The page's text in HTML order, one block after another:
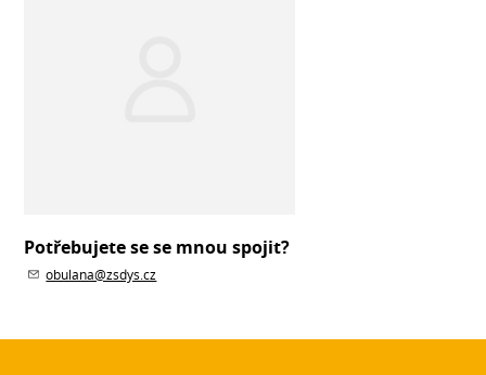
Potřebujete se se mnou spojit?
obulana@zsdys.cz